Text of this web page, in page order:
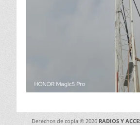
Derechos de copia © 2026 RADIOS Y